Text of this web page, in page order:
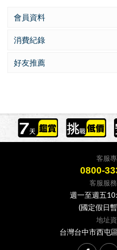
會員資料
消費紀錄
好友推薦
客服
0800-
客服服
週一至週五
(國定假日
地址
台灣台中市西屯